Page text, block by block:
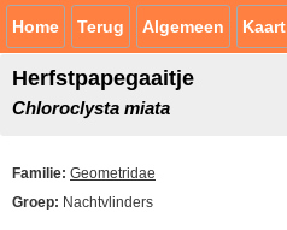
Home Terug Algemeen Kaart
Herfstpapegaaitje
Chloroclysta miata
Familie: Geometridae
Groep: Nachtvlinders